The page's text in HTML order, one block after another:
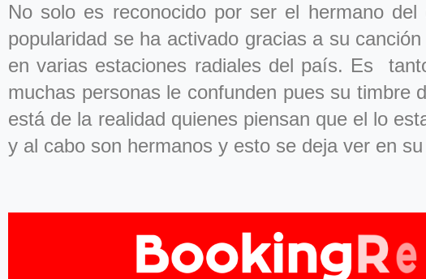
No solo es reconocido por ser el hermano
popularidad se ha activado gracias a su canción
en varias estaciones radiales del país. Es
muchas personas le confunden pues su
está de la realidad quienes piensan que el lo
y al cabo son hermanos y esto se deja ver en